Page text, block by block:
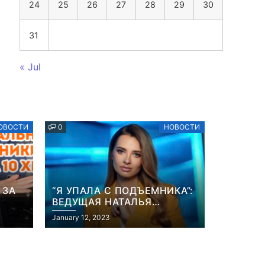
24 25 26 27 28 29 30
31
« Jul
0 НОВОСТИ
“Я УПАЛА С ПОДЪЕМНИКА”:
ВЕДУЩАЯ НАТАЛЬЯ
ОСТРОВСКАЯ РАССКАЗАЛА
О НЕПРИЯТНОМ
January 12, 2023